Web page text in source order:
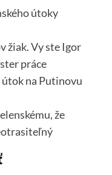
útoky
žiak. Vy ste Igor
práce
na Putinovu
že